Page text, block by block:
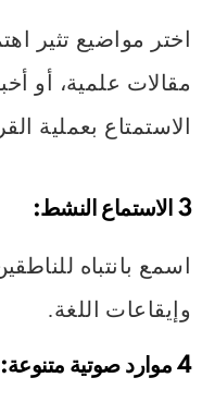
اختر مواضيع تثير
مقالات علمية، أو
الاستمتاع بعملية
3 الاستماع النشط:
اسمع بانتباه
وإيقاعات اللغة.
4 موارد صوتية متنوعة: